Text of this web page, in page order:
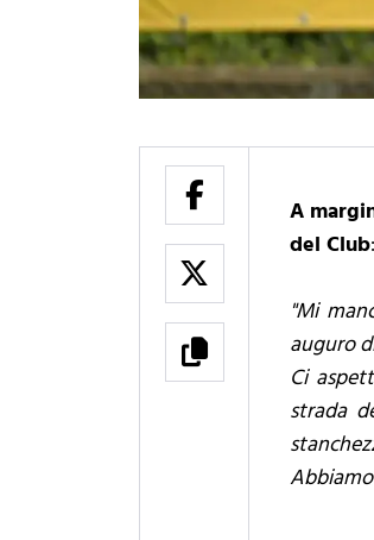
A
del Club:
"Mi
auguro
Ci
strada